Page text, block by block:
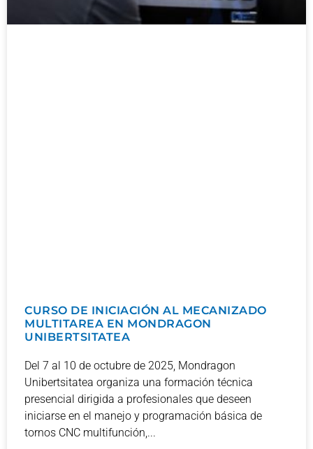
CURSO DE INICIACIÓN AL MECANIZADO
MULTITAREA EN MONDRAGON
UNIBERTSITATEA
Del 7 al 10 de octubre de 2025, Mondragon
Unibertsitatea organiza una formación técnica
presencial dirigida a profesionales que deseen
iniciarse en el manejo y programación básica de
tornos CNC multifunción,